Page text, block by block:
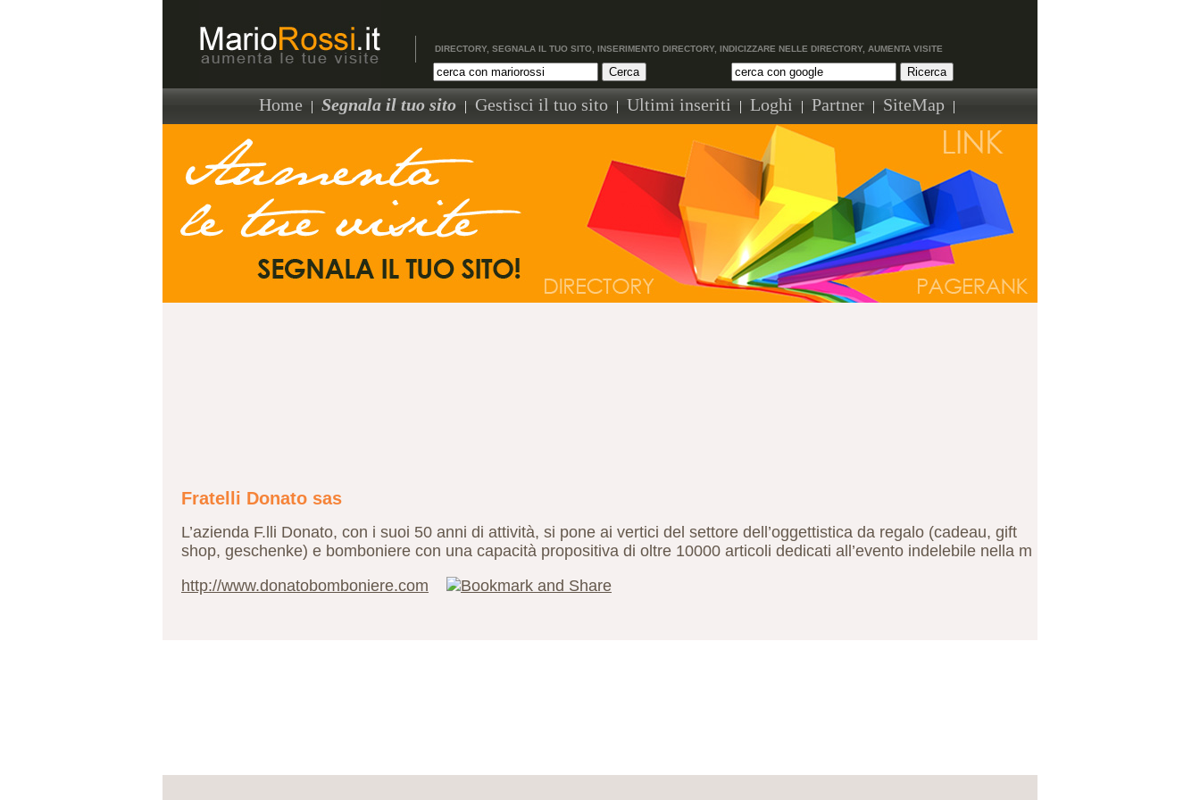
DIRECTORY, SEGNALA IL TUO SITO, INSERIMENTO DIRECTORY, INDICIZZARE NELLE DIRECTORY, AUMENTA VISITE
Home | Segnala il tuo sito | Gestisci il tuo sito | Ultimi inseriti | Loghi | Partner | SiteMap |
Fratelli Donato sas
L’azienda F.lli Donato, con i suoi 50 anni di attività, si pone ai vertici del settore dell’oggettistica da regalo (cadeau, gift
shop, geschenke) e bomboniere con una capacità propositiva di oltre 10000 articoli dedicati all’evento indelebile nella m
http://www.donatobomboniere.com